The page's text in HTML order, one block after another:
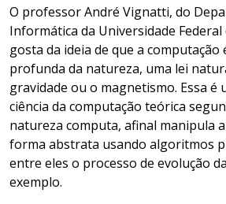
O professor André Vignatti, do
Informática da Universidade Federal
gosta da ideia de que a computação
profunda da natureza, uma lei
gravidade ou o magnetismo. Essa é
ciência da computação teórica
natureza computa, afinal manipula
forma abstrata usando algoritmos
entre eles o processo de evolução
exemplo.